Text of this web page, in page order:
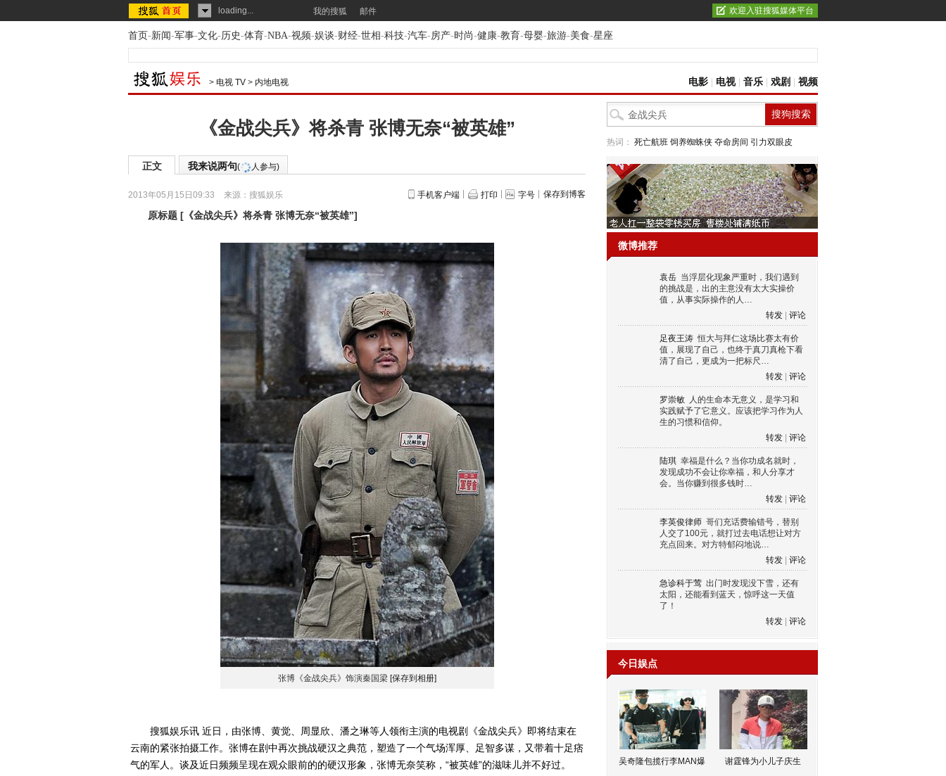
loading... 我的搜狐 邮件 欢迎入驻搜狐媒体平台
首页-新闻-军事-文化-历史-体育-NBA-视频-娱谈-财经-世相-科技-汽车-房产-时尚-健康-教育-母婴-旅游-美食-星座
> 电视 TV > 内地电视 电影 电视| 音乐 戏剧 视频
《金战尖兵》将杀青 张博无奈“被英雄”
正文 我来说两句( 人参与)
2013年05月15日09:33 来源： 搜狐娱乐 手机客户端 打印 字号 保存到博客
原标题 [ 《金战尖兵》将杀青 张博无奈“被英雄”]
张博《金战尖兵》饰演秦国梁 [保存到相册]
搜狐娱乐讯 近日，由张博、黄觉、周显欣、潘之琳等人领衔主演的电视剧《金战尖兵》即将结束在
云南的紧张拍摄工作。张博在剧中再次挑战硬汉之典范，塑造了一个气场浑厚、足智多谋，又带着十足痞
气的军人。谈及近日频频呈现在观众眼前的的硬汉形象，张博无奈笑称，“被英雄”的滋味儿并不好过。
热词： 死亡航班 饲养蜘蛛侠 夺命房间 引力双眼皮
微博推荐
袁岳 当浮层化现象严重时，我们遇到
的挑战是，出的主意没有太大实操价
值，从事实际操作的人…
转发
评论
足夜王涛 恒大与拜仁这场比赛太有价
值，展现了自己，也终于真刀真枪下看
清了自己，更成为一把标尺…
转发
评论
罗崇敏 人的生命本无意义，是学习和
实践赋予了它意义。应该把学习作为人
生的习惯和信仰。
转发
评论
陆琪 幸福是什么？当你功成名就时，
发现成功不会让你幸福，和人分享才
会。当你赚到很多钱时…
转发
评论
李英俊律师 哥们充话费输错号，替别
人交了100元，就打过去电话想让对方
充点回来。对方特郁闷地说…
转发
评论
急诊科于莺 出门时发现没下雪，还有
太阳，还能看到蓝天，惊呼这一天值
了！
转发
评论
今日娱点
吴奇隆包揽行李MAN爆 谢霆锋为小儿子庆生